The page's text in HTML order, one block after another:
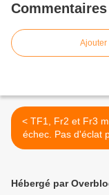
Commentaires
Ajouter
< TF1, Fr2 et Fr3 mises en
échec. Pas d'éclat
meilleur pâtissier.
Hébergé par